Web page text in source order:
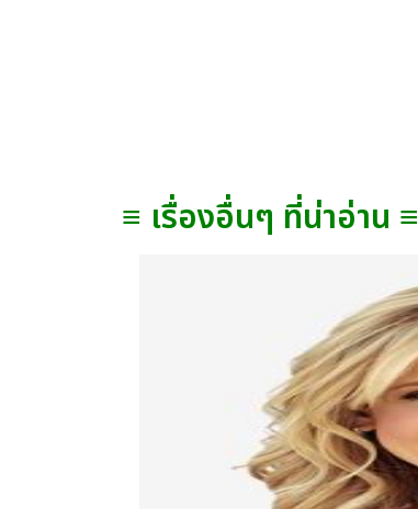
≡ เรื่องอื่นๆ ที่น่าอ่าน ≡